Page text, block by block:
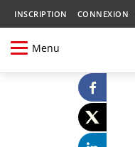
INSCRIPTION CONNEXION
Menu